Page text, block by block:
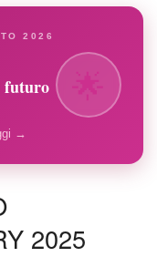
2026
futuro
→
2025